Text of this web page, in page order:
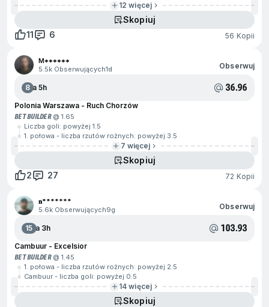
12 więcej
Skopiuj
11
6 56 Kopii
M******
5.5k Obserwujących1d Obserwuj
8Za 5h 36.96
Polonia Warszawa - Ruch Chorzów
BET BUILDER@ 1.65
Liczba goli: powyżej 1.5
1. połowa - liczba rzutów rożnych: powyżej 3.5
7 więcej
Skopiuj
2
27 72 Kopii
𝐧*******
5.6k Obserwujących9g Obserwuj
15Za 3h 103.93
Cambuur - Excelsior
BET BUILDER@ 1.45
1. połowa - liczba rzutów rożnych: powyżej 2.5
Cambuur - liczba goli: powyżej 0.5
14 więcej
Skopiuj